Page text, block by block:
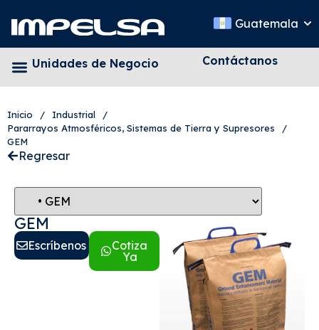
Guatemala
Unidades de Negocio Contáctanos
Inicio / Industrial
/
Pararrayos Atmosféricos, Sistemas de Tierra y Supresores
/
GEM
Regresar
GEM
Escríbenos
Cotiza
Ya